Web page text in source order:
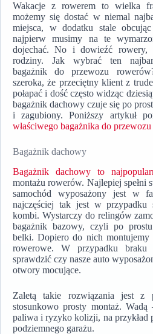
Wakacje z rowerem to wielka
możemy się dostać w niemal
miejsca, w dodatku stale
najpierw musimy na te
dojechać. No i dowieźć rowery,
rodziny. Jak wybrać ten
bagażnik do przewozu
szeroka, że przeciętny klient z
połapać i dość często widząc
bagażnik dachowy czuje się po
i zagubiony. Poniższy artykuł
właściwego bagażnika do
Bagażnik dachowy
Bagażnik dachowy to
montażu rowerów. Najlepiej spełni
samochód wyposażony jest w
najczęściej tak jest w przypadku
kombi. Wystarczy do relingów
bagażnik bazowy, czyli po
belki. Dopiero do nich montujemy
rowerowe. W przypadku braku
sprawdzić czy nasze auto
otwory mocujące.
Zaletą takie rozwiązania jest z
stosunkowo prosty montaż.
paliwa i ryzyko kolizji, na przykład
podziemnego garażu.